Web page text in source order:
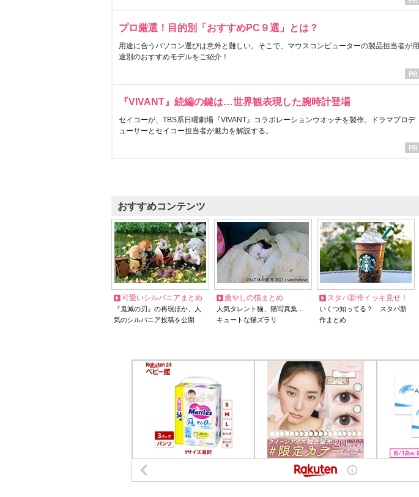
プロ厳選！目的別「おすすめPC９選」とは？
用途に合うパソコン選びは意外と難しい。そこで、マウスコンピューターの製品担当者が用
途別のおすすめモデルをご紹介！
『VIVANT』続編の鍵は…世界観表現した腕時計登場
セイコーが、TBS系日曜劇場『VIVANT』コラボレーションウオッチを製作。ドラマプロデ
ューサーとセイコー担当者が魅力を解説する。
おすすめコンテンツ
可愛いシルバニアまとめ
『鬼滅の刃』の再現ほか、人
気のシルバニア投稿を公開
癒やしの猫まとめ
人気タレント猫、猫写真集…
キュートな猫ズラリ
スタバ新作イッキ見せ！
いくつ知ってる？ スタバ新
作まとめ